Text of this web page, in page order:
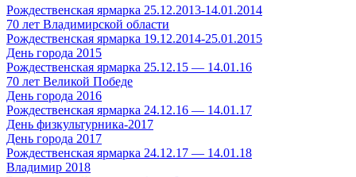
Рождественская ярмарка 25.12.2013-14.01.2014
70 лет Владимирской области
Рождественская ярмарка 19.12.2014-25.01.2015
День города 2015
Рождественская ярмарка 25.12.15 — 14.01.16
70 лет Великой Победе
День города 2016
Рождественская ярмарка 24.12.16 — 14.01.17
День физкультурника-2017
День города 2017
Рождественская ярмарка 24.12.17 — 14.01.18
Владимир 2018